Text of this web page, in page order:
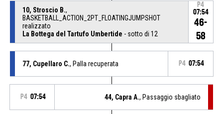
10, Stroscio B.,
BASKETBALL_ACTION_2PT_FLOATINGJUMPSHOT
realizzato
La Bottega del Tartufo Umbertide - sotto di 12
P4
07:54
46-
58
77, Cupellaro C., Palla recuperata P4 07:54
P4 07:54 44, Capra A., Passaggio sbagliato